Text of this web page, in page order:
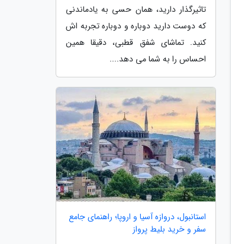
تاثیرگذار دارید، همان حسی به یادماندنی
که دوست دارید دوباره و دوباره تجربه اش
کنید. تماشای شفق قطبی، دقیقا همین
احساس را به شما می دهد....
استانبول، دروازه آسیا و اروپا؛ راهنمای جامع
سفر و خرید بلیط پرواز